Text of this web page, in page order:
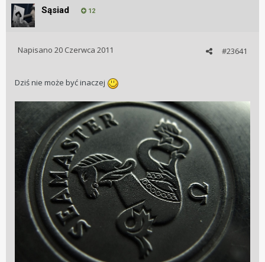
Sąsiad 12
#23641
Napisano 20 Czerwca 2011
Dziś nie może być inaczej